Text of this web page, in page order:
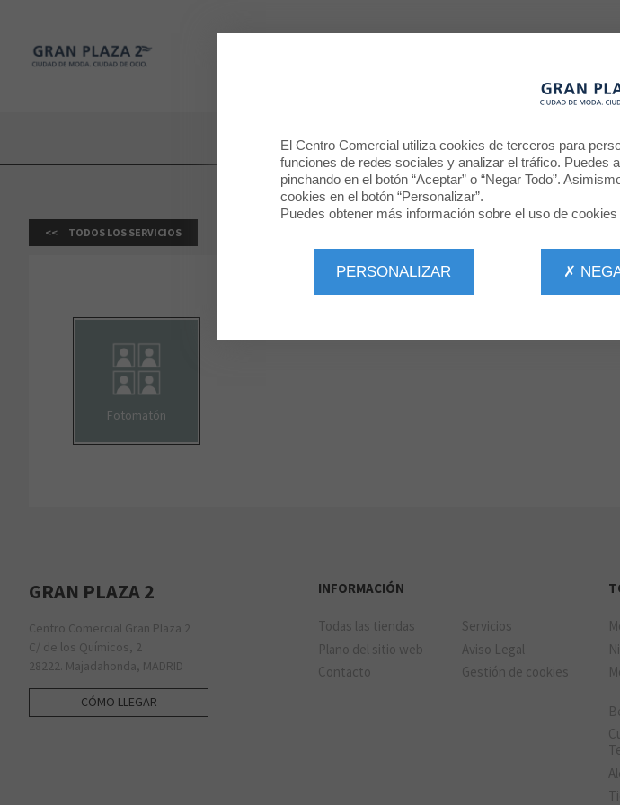
Gran Plaza 2
TODOS LOS SERVICIOS
Fotomatón
GRAN PLAZA 2
Centro Comercial Gran Plaza 2
C/ de los Químicos, 2
28222. Majadahonda, MADRID
CÓMO LLEGAR
INFORMACIÓN
Todas las tiendas
Servicios
Plano del sitio web
Aviso Legal
Contacto
Gestión de cookies
El Centro Comercial utiliza cookies de terceros para
funciones de redes sociales y analizar el tráfico. Puedes
pinchando en el botón “Aceptar” o “Negar Todo”.
cookies en el botón “Personalizar”.
Puedes obtener más información sobre el uso de
✗
PERSONALIZAR